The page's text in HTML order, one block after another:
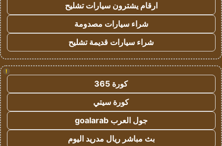
ارقام يشترون سيارات تشليح
شراء سيارات مصدومة
شراء سيارات قديمة تشليح
!
كورة 365
كورة سيتي
جول العرب goalarab
بث مباشر ريال مدريد اليوم